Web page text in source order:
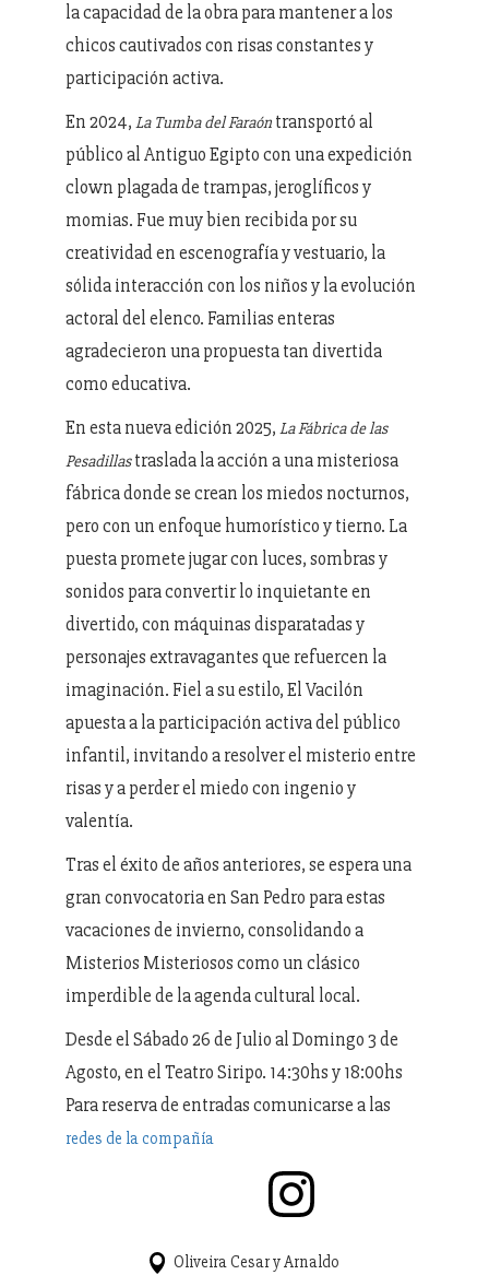
la capacidad de la obra para mantener a los
chicos cautivados con risas constantes y
participación activa.
En 2024, La Tumba del Faraón transportó al
público al Antiguo Egipto con una expedición
clown plagada de trampas, jeroglíficos y
momias. Fue muy bien recibida por su
creatividad en escenografía y vestuario, la
sólida interacción con los niños y la evolución
actoral del elenco. Familias enteras
agradecieron una propuesta tan divertida
como educativa.
En esta nueva edición 2025, La Fábrica de las
Pesadillastraslada la acción a una misteriosa
fábrica donde se crean los miedos nocturnos,
pero con un enfoque humorístico y tierno. La
puesta promete jugar con luces, sombras y
sonidos para convertir lo inquietante en
divertido, con máquinas disparatadas y
personajes extravagantes que refuercen la
imaginación. Fiel a su estilo, El Vacilón
apuesta a la participación activa del público
infantil, invitando a resolver el misterio entre
risas y a perder el miedo con ingenio y
valentía.
Tras el éxito de años anteriores, se espera una
gran convocatoria en San Pedro para estas
vacaciones de invierno, consolidando a
Misterios Misteriosos como un clásico
imperdible de la agenda cultural local.
Desde el Sábado 26 de Julio al Domingo 3 de
Agosto, en el Teatro Siripo. 14:30hs y 18:00hs
Para reserva de entradas comunicarse a las
redes de la compañía
Oliveira Cesar y Arnaldo